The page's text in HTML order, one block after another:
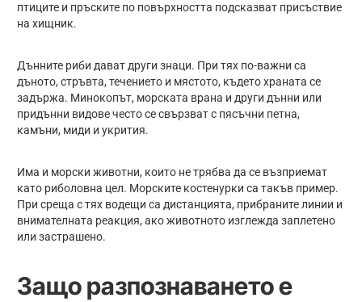
птиците и пръските по повърхността подсказват присъствие
на хищник.
Дънните риби дават други знаци. При тях по-важни са
дъното, стръвта, течението и мястото, където храната се
задържа. Минокопът, морската врана и други дънни или
придънни видове често се свързват с пясъчни петна,
камъни, миди и укрития.
Има и морски животни, които не трябва да се възприемат
като риболовна цел. Морските костенурки са такъв пример.
При среща с тях водещи са дистанцията, прибраните линии и
внимателната реакция, ако животното изглежда заплетено
или застрашено.
Защо разпознаването е